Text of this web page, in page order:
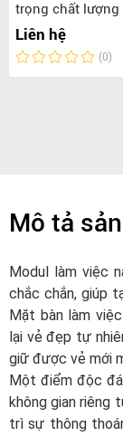
trọng chất lượng
Liên hệ
(0)
Mô tả
Modul làm việc
chắc chắn, giúp
Mặt bàn làm
lại vẻ đẹp tự
giữ được vẻ mới
Một điểm độc
không gian riêng
trì sự thông